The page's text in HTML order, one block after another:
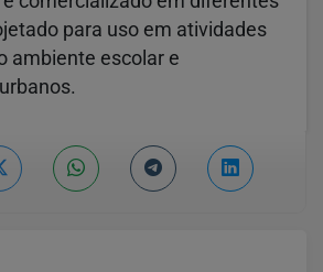
para uso em atividades
ambiente escolar e